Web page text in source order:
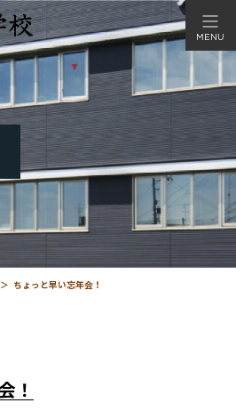
MENU
＞ ちょっと早い忘年会！
！